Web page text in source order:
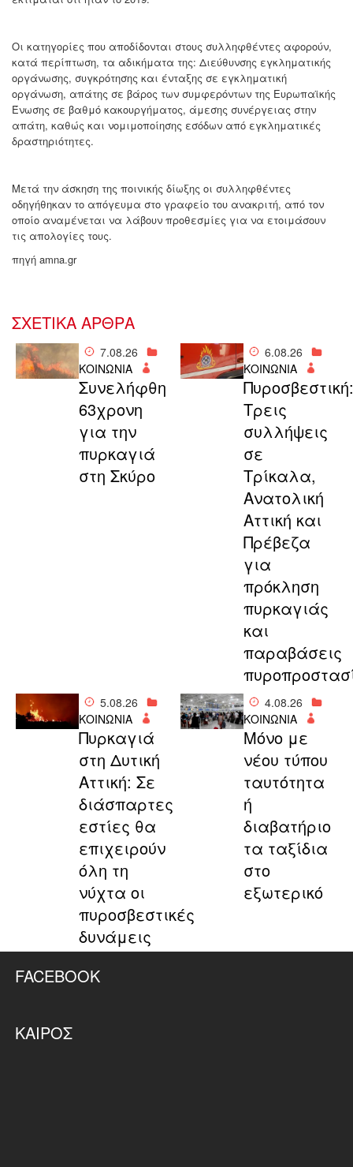
Οι κατηγορίες που αποδίδονται στους συλληφθέντες αφορούν,
κατά περίπτωση, τα αδικήματα της: Διεύθυνσης εγκληματικής
οργάνωσης, συγκρότησης και ένταξης σε εγκληματική
οργάνωση, απάτης σε βάρος των συμφερόντων της Ευρωπαϊκής
Ένωσης σε βαθμό κακουργήματος, άμεσης συνέργειας στην
απάτη, καθώς και νομιμοποίησης εσόδων από εγκληματικές
δραστηριότητες.
Μετά την άσκηση της ποινικής δίωξης οι συλληφθέντες
οδηγήθηκαν το απόγευμα στο γραφείο του ανακριτή, από τον
οποίο αναμένεται να λάβουν προθεσμίες για να ετοιμάσουν
τις απολογίες τους.
πηγή amna.gr
ΣΧΕΤΙΚΑ ΑΡΘΡΑ
7.08.26
ΚΟΙΝΩΝΙΑ
Συνελήφθη
63χρονη
για την
πυρκαγιά
στη Σκύρο
6.08.26
ΚΟΙΝΩΝΙΑ
Πυροσβεστική:
Τρεις
συλλήψεις
σε
Τρίκαλα,
Ανατολική
Αττική και
Πρέβεζα
για
πρόκληση
πυρκαγιάς
και
παραβάσεις
5.08.26
ΚΟΙΝΩΝΙΑ
Πυρκαγιά
στη Δυτική
Αττική: Σε
διάσπαρτες
εστίες θα
επιχειρούν
όλη τη
νύχτα οι
πυροσβεστικές
δυνάμεις
4.08.26
ΚΟΙΝΩΝΙΑ
Μόνο με
νέου τύπου
ταυτότητα
ή
διαβατήριο
τα ταξίδια
στο
εξωτερικό
FACEBOOK
ΚΑΙΡΌΣ